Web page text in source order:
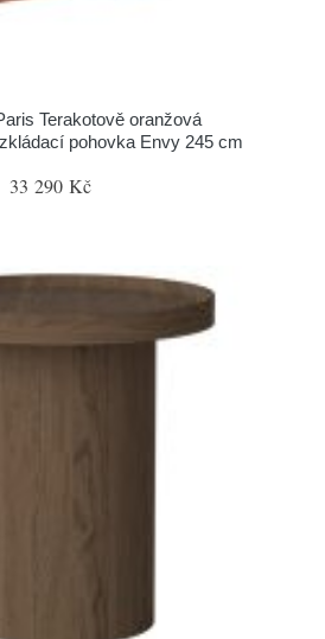
Terakotově oranžová
pohovka Envy 245 cm
33 290 Kč